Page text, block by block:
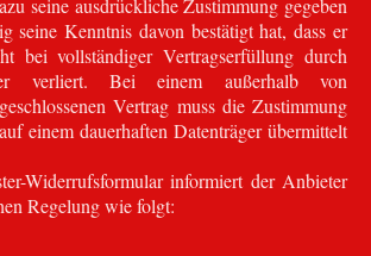
seine ausdrückliche Zustimmung gegeben
seine Kenntnis davon bestätigt hat, dass er
bei vollständiger Vertragserfüllung durch
verliert. Bei einem außerhalb von
Vertrag muss die Zustimmung
einem dauerhaften Datenträger übermittelt
Widerrufsformular informiert der Anbieter
Regelung wie folgt: